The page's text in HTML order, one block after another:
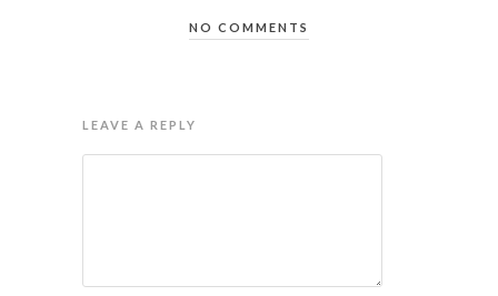
NO COMMENTS
LEAVE A REPLY